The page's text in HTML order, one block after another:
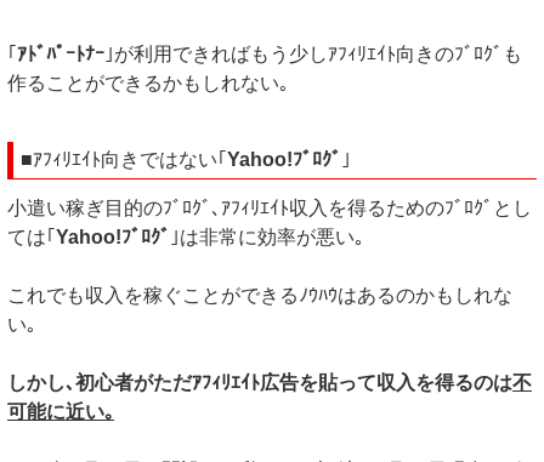
｢ ｱﾄﾞﾊﾟｰﾄﾅｰ ｣が利用できればもう少しｱﾌｨﾘｴｲﾄ向きのﾌﾞﾛｸﾞも
作ることができるかもしれない｡
■ｱﾌｨﾘｴｲﾄ向きではない｢ Yahoo!ﾌﾞﾛｸﾞ ｣
小遣い稼ぎ目的のﾌﾞﾛｸﾞ､ｱﾌｨﾘｴｲﾄ収入を得るためのﾌﾞﾛｸﾞとし
ては｢ Yahoo!ﾌﾞﾛｸﾞ ｣は非常に効率が悪い｡
これでも収入を稼ぐことができるﾉｳﾊｳはあるのかもしれな
い｡
しかし､初心者がただｱﾌｨﾘｴｲﾄ広告を貼って収入を得るのは不
可能に近い｡